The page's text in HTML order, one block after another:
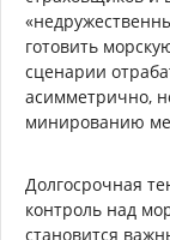
готовить
сценарии
асимметрично,
минированию
Долгосрочная
контроль над
становится